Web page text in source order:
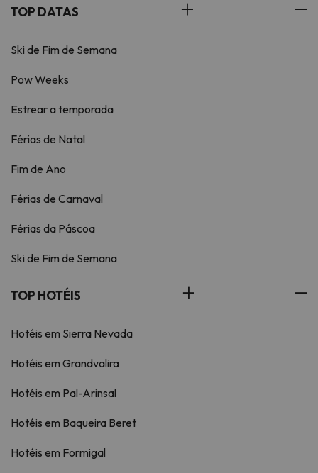
TOP DATAS
Ski de Fim de Semana
Pow Weeks
Estrear a temporada
Férias de Natal
Fim de Ano
Férias de Carnaval
Férias da Páscoa
Ski de Fim de Semana
TOP HOTÉIS
Hotéis em Sierra Nevada
Hotéis em Grandvalira
Hotéis em Pal-Arinsal
Hotéis em Baqueira Beret
Hotéis em Formigal